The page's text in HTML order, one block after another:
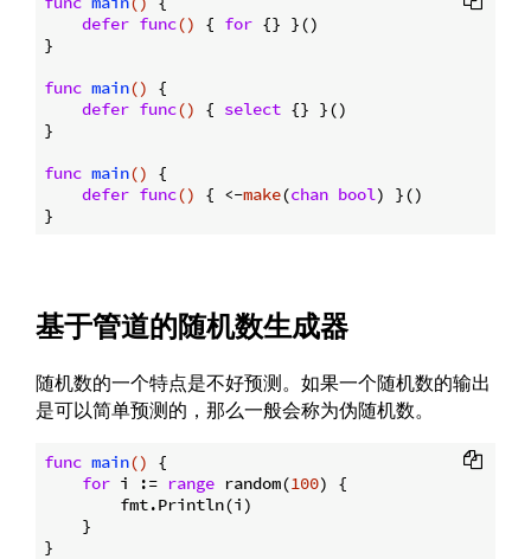
defer func() { for {} }()
}
func main()
{
defer func() { select {} }()
}
func main()
{
defer func() { <-make(chan bool ) }()
基于管道的随机数生成器
随机数的一个特点是不好预测。如果一个随机数的输出
是可以简单预测的，那么一般会称为伪随机数。
func main()
{
for i := range random(100) {
        fmt.Println(i)
    }
}